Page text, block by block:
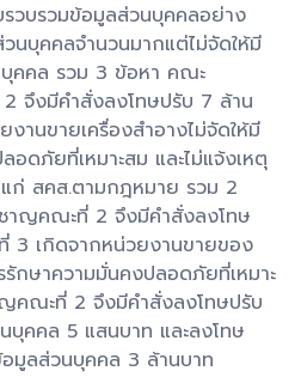
รวบรวมข้อมูลส่วนบุคคลอย่าง
นบุคคลจำนวนมากแต่ไม่จัดให้มี
บุคคล รวม 3 ข้อหา คณะ
จึงมีคำสั่งลงโทษปรับ 7 ล้าน
านขายเครื่องสำอางไม่จัดให้มี
ดภัยที่เหมาะสม และไม่แจ้งเหตุ
ก่ สคส.ตามกฎหมาย รวม 2
าญคณะที่ 2 จึงมีคำสั่งลงโทษ
3 เกิดจากหน่วยงานขายของ
รักษาความมั่นคงปลอดภัยที่เหมาะ
คณะที่ 2 จึงมีคำสั่งลงโทษปรับ
คคล 5 แสนบาท และลงโทษ
มูลส่วนบุคคล 3 ล้านบาท